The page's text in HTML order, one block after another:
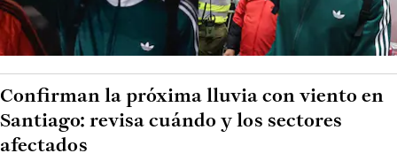
Confirman la próxima lluvia con viento en
Santiago: revisa cuándo y los sectores
afectados